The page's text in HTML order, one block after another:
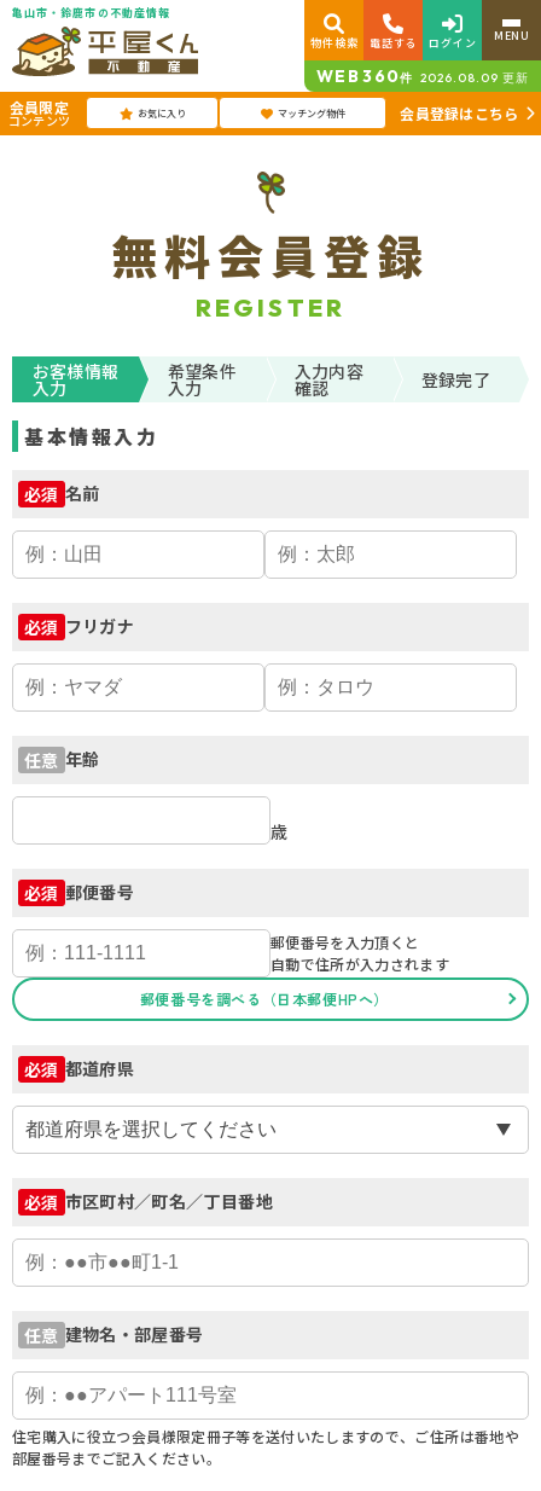
亀山市・鈴鹿市の不動産情報
物件検索
電話する ログイン MENU
WEB360件 2026.08.09 更新
会員限定
コンテンツ お気に入り マッチング物件 会員登録はこちら
無料会員登録
REGISTER
お客様情報
入力
希望条件
入力
入力内容
確認 登録完了
基本情報入力
必須 名前
必須 フリガナ
任意 年齢
歳
必須 郵便番号
郵便番号を入力頂くと
自動で住所が入力されます
郵便番号を調べる（日本郵便HPへ）
必須 都道府県
必須 市区町村／町名／丁目番地
任意 建物名・部屋番号
住宅購入に役立つ会員様限定冊子等を送付いたしますので、ご住所は番地や
部屋番号までご記入ください。